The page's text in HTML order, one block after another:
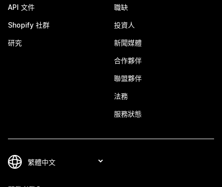
API 文件
Shopify 社群
研究
職缺
投資人
新聞媒體
合作夥伴
聯盟夥伴
法務
服務狀態